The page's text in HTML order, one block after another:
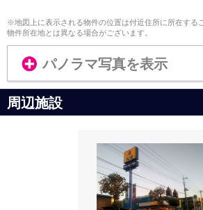
※地図上に表示される物件の位置は付近住所に所在する
物件所在地とは異なる場合がございます。
パノラマ写真を表示
周辺施設